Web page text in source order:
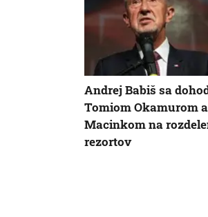
Andrej Babiš sa
Tomiom Okamurom
Macinkom na
rezortov